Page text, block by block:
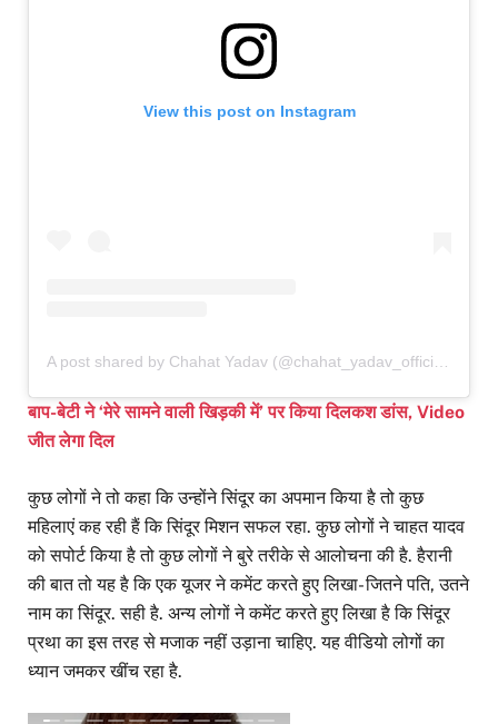
View this post on Instagram
A post shared by Chahat Yadav (@chahat_yadav_official1)
बाप-बेटी ने ‘मेरे सामने वाली खिड़की में’ पर किया दिलकश डांस, Video
जीत लेगा दिल
कुछ लोगों ने तो कहा कि उन्होंने सिंदूर का अपमान किया है तो कुछ
महिलाएं कह रही हैं कि सिंदूर मिशन सफल रहा. कुछ लोगों ने चाहत यादव
को सपोर्ट किया है तो कुछ लोगों ने बुरे तरीके से आलोचना की है. हैरानी
की बात तो यह है कि एक यूजर ने कमेंट करते हुए लिखा- जितने पति, उतने
नाम का सिंदूर. सही है. अन्य लोगों ने कमेंट करते हुए लिखा है कि सिंदूर
प्रथा का इस तरह से मजाक नहीं उड़ाना चाहिए. यह वीडियो लोगों का
ध्यान जमकर खींच रहा है.